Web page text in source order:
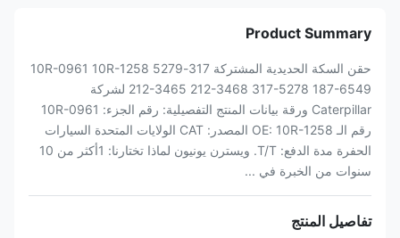
Product Summary
حقن السكة الحديدية المشتركة 317-5279 10R-0961 10R-1258
212-3465 212-3468 317-5278 187-6549 لشركة
Caterpillar ورقة بيانات المنتج التفصيلية: رقم الجزء: 10R-0961
رقم الـ OE: 10R-1258 المصدر: CAT الولايات المتحدة السيارات
الحفرة مدة الدفع: T/T. ويسترن يونيون لماذا تختارنا: 1أكثر من 10
سنوات من الخبرة في ...
تفاصيل المنتج